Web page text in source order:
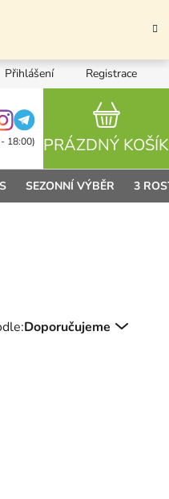
Přihlášení Registrace
18:00) PRÁZDNÝ KOŠÍK
SEZONNÍ VÝBĚR
3
produktů
Doporučujeme